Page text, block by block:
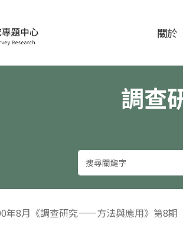
與應用期刊 關於
調查
年8月《調查研究——方法與應用》第8期